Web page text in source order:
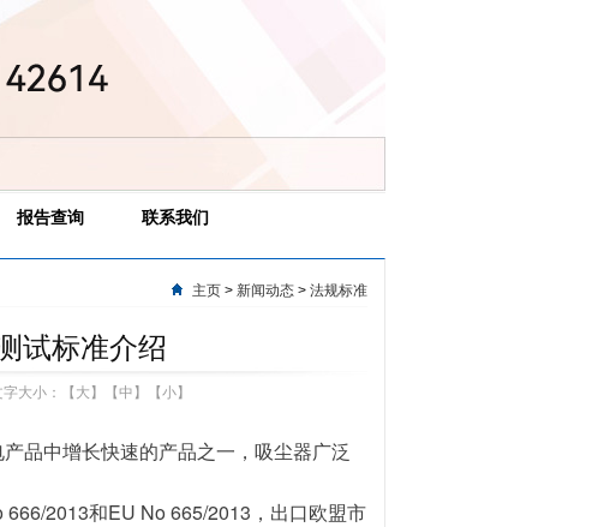
报告查询 联系我们
主页 > 新闻动态 > 法规标准
试标准介绍
字大小：【 大 】【中 】【小】
品中增长快速的产品之一，吸尘器广泛
666/2013和EU No 665/2013 ，出口欧盟市